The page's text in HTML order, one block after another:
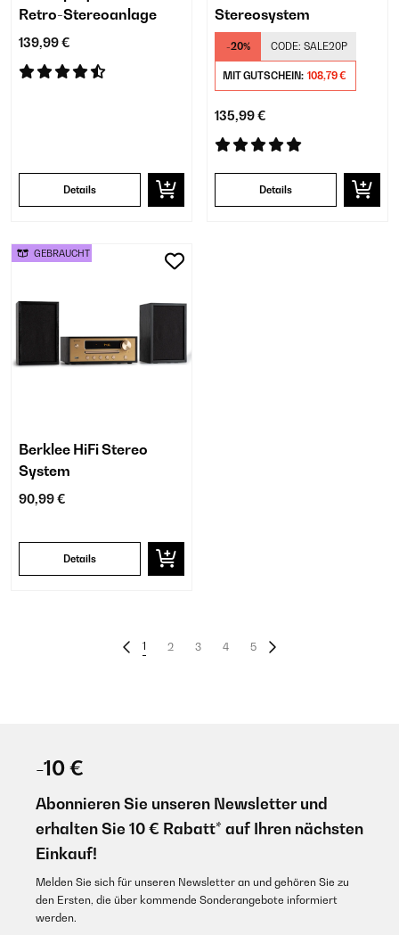
Retro-Stereoanlage
139,99 €
Details
Stereosystem
-20% CODE: SALE20P
MIT GUTSCHEIN: 108,79 €
135,99 €
Details
Berklee HiFi Stereo
System
90,99 €
Details
GEBRAUCHT
1 2 3 4 5
-10 €
Abonnieren Sie unseren Newsletter und
erhalten Sie 10 € Rabatt* auf Ihren nächsten
Einkauf!
Melden Sie sich für unseren Newsletter an und gehören Sie zu
den Ersten, die über kommende Sonderangebote informiert
werden.